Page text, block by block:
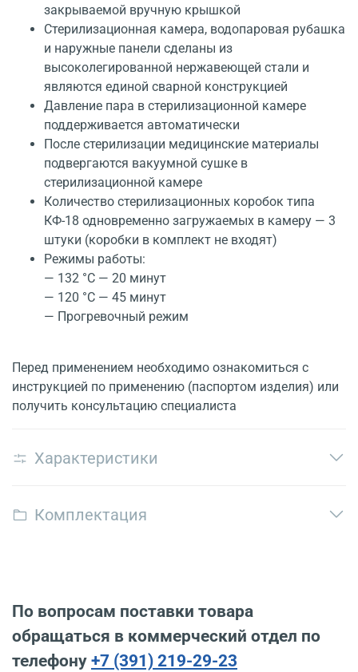
закрываемой вручную крышкой
Стерилизационная камера, водопаровая рубашка
и наружные панели сделаны из
высоколегированной нержавеющей стали и
являются единой сварной конструкцией
Давление пара в стерилизационной камере
поддерживается автоматически
После стерилизации медицинские материалы
подвергаются вакуумной сушке в
стерилизационной камере
Количество стерилизационных коробок типа
КФ-18 одновременно загружаемых в камеру — 3
штуки (коробки в комплект не входят)
Режимы работы:
— 132 °С — 20 минут
— 120 °С — 45 минут
— Прогревочный режим
Перед применением необходимо ознакомиться с
инструкцией по применению (паспортом изделия) или
получить консультацию специалиста
Характеристики
Комплектация
По вопросам поставки товара
обращаться в коммерческий отдел по
телефону +7 (391) 219-29-23